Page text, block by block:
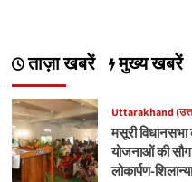
ताज़ा खबरें मुख्य खबरें
Uttarakhand
मसूरी
योजनाओं की
लोकार्पण-